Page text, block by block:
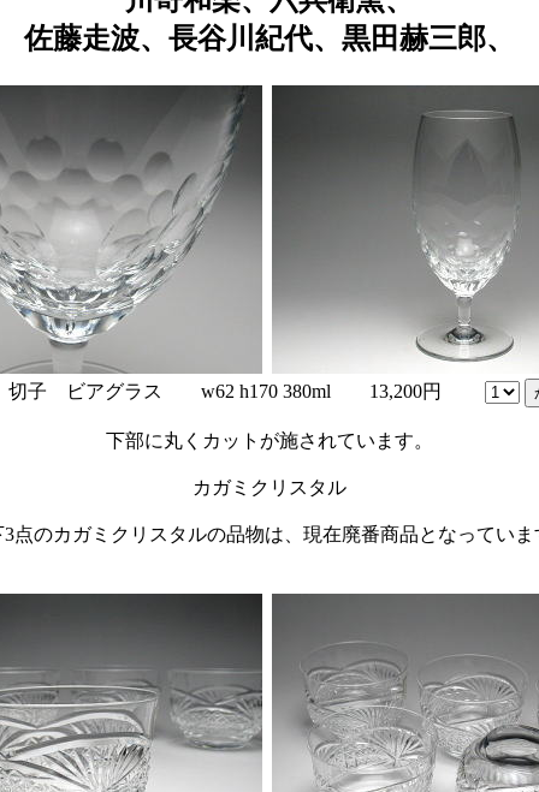
佐藤走波、長谷川紀代、黒田赫三郎、
子 ビアグラス w62 h170 380ml 13,200円
下部に丸くカットが施されています。
カガミクリスタル
3点のカガミクリスタルの品物は、現在廃番商品となっていま